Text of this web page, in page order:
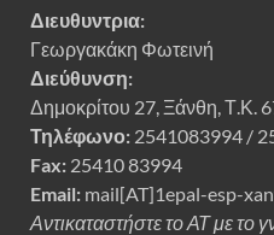
Διευθυντρια:
Γεωργακάκη Φωτεινή
Διεύθυνση:
Δημοκρίτου 27, Ξάνθη, Τ.Κ.
Τηλέφωνο: 2541083994 /
Fax: 25410 83994
Email: mail[AT]1epal-esp-
Αντικαταστήστε το ΑΤ με το